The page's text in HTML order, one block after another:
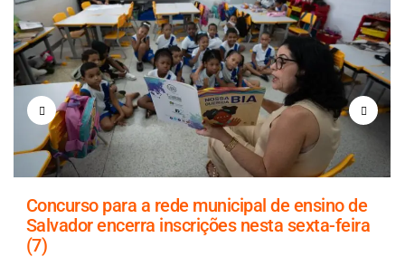
Concurso para a rede municipal de ensino de
Salvador encerra inscrições nesta sexta-feira
(7)